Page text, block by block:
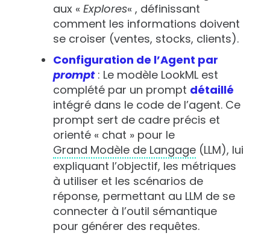
aux « Explores« , définissant
comment les informations doivent
se croiser (ventes, stocks, clients).
Configuration de l’Agent par
prompt: Le modèle LookML est
complété par un prompt détaillé
intégré dans le code de l’agent. Ce
prompt sert de cadre précis et
orienté « chat » pour le
Grand Modèle de Langage(LLM), lui
expliquant l’objectif, les métriques
à utiliser et les scénarios de
réponse, permettant au LLM de se
connecter à l’outil sémantique
pour générer des requêtes.